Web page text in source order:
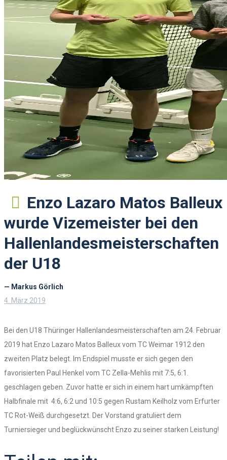
Enzo Lazaro Matos Balleux
wurde Vizemeister bei den
Hallenlandesmeisterschaften
der U18
— Markus Görlich
4. März 2019
Bei den U18 Thüringer Hallenlandesmeisterschaften am 24. Februar
2019 hat Enzo Lazaro Matos Balleux vom TC Weimar 1912 den
zweiten Platz belegt. Im Endspiel musste er sich gegen den
favorisierten Paul Henkel vom TC Zella-Mehlis mit 7:5, 6:1.
geschlagen geben. Zuvor hatte er sich in einem hart umkämpften
Halbfinale mit 4:6, 6:2 und 10:5 gegen Rustam Keilholz vom Erfurter
TC Rot-Weiß durchgesetzt. Der Vorstand gratuliert dem
Turniersieger und beglückwünscht Enzo zu seiner starken Leistung!